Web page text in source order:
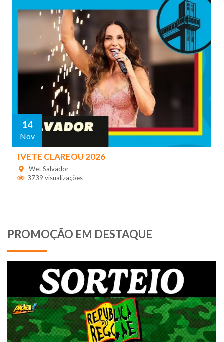
14
Nov
IVETE CLAREOU 2026
Wet Salvador
3739 visualizações
PROMOÇÃO EM DESTAQUE